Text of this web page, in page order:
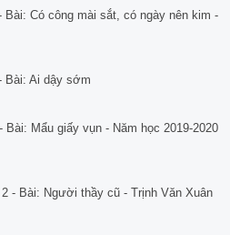
Bài: Có công mài sắt, có ngày nên kim -
Bài: Ai dậy sớm
Bài: Mẩu giấy vụn - Năm học 2019-2020
- Bài: Người thầy cũ - Trịnh Văn Xuân